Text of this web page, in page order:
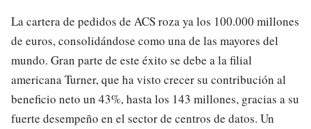
La cartera de pedidos de ACS roza ya los 100.000 millones
de euros, consolidándose como una de las mayores del
mundo. Gran parte de este éxito se debe a la filial
americana Turner, que ha visto crecer su contribución al
beneficio neto un 43%, hasta los 143 millones, gracias a su
fuerte desempeño en el sector de centros de datos. Un